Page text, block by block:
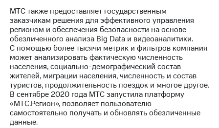
МТС также предоставляет государственным
заказчикам решения для эффективного управления
регионом и обеспечения безопасности на основе
обезличенного анализа Big Data и видеоаналитики.
С помощью более тысячи метрик и фильтров компания
может анализировать фактическую численность
населения,социально-демографический состав
жителей, миграции населения, численность и состав
туристов, продолжительность поездок и многое другое.
В сентябре 2020 года МТС запустила платформу
«МТС.Регион», позволяет пользователю
самостоятельно получать и обновлять обезличенные
данные.